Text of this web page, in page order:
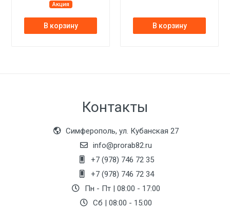
Акция
В корзину В корзину
Контакты
Симферополь, ул. Кубанская 27
info@prorab82.ru
+7 (978) 746 72 35
+7 (978) 746 72 34
Пн - Пт | 08:00 - 17:00
Сб | 08:00 - 15:00